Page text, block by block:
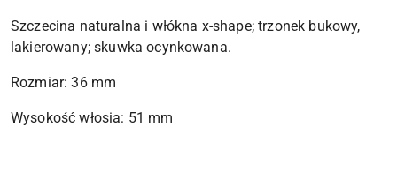
Szczecina naturalna i włókna x-shape; trzonek bukowy,
lakierowany; skuwka ocynkowana.
Rozmiar: 36 mm
Wysokość włosia: 51 mm